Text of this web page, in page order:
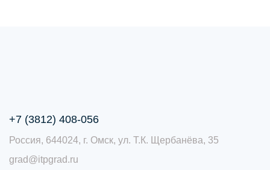
+7 (3812) 408-056
Россия, 644024, г. Омск, ул. Т.К. Щербанёва, 35
grad@itpgrad.ru